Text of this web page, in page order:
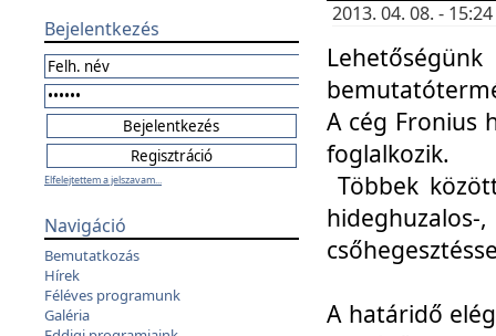
Bejelentkezés
Elfelejtettem a jelszavam...
Navigáció
Bemutatkozás
Hírek
Féléves programunk
Galéria
2013. 04. 08. -
A cég Fronius
foglalkozik.
Többek
A határidő